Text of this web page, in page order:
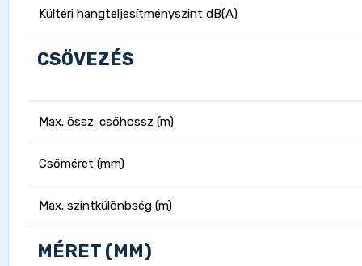
Kültéri hangteljesítményszint dB(A)
CSÖVEZÉS
Max. össz. csőhossz (m)
Csőméret (mm)
Max. szintkülönbség (m)
MÉRET (MM)